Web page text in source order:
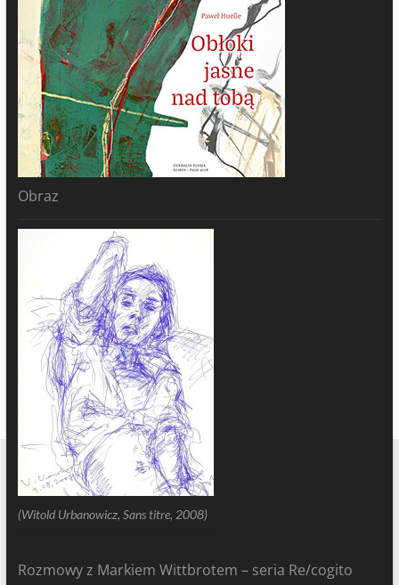
Obraz
(Witold Urbanowicz, Sans titre, 2008)
Rozmowy z Markiem Wittbrotem – seria Re/cogito